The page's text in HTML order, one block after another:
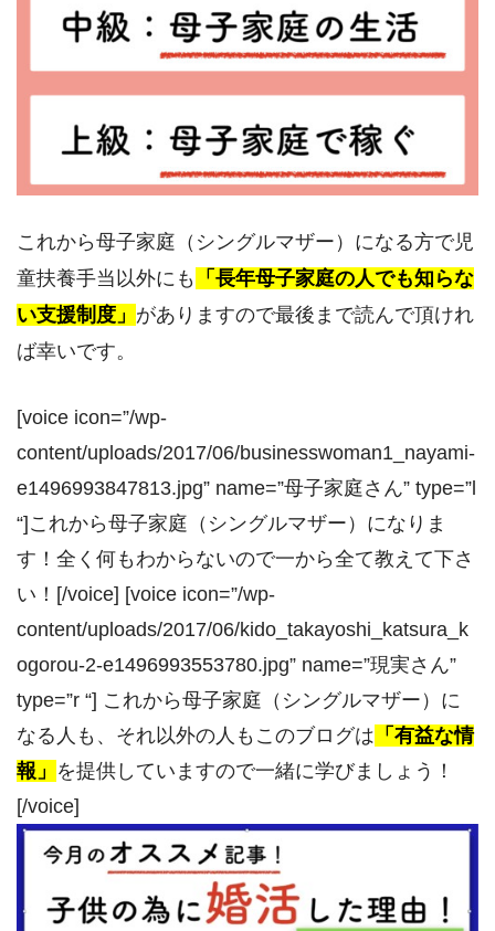
これから母子家庭（シングルマザー）になる方で児
童扶養手当以外にも
「長年母子家庭の人でも知らな
い支援制度」 がありますので最後まで読んで頂けれ
ば幸いです。
[voice icon=”/wp-
content/uploads/2017/06/businesswoman1_nayami-
e1496993847813.jpg” name=”母子家庭さん” type=”l
“]これから母子家庭（シングルマザー）になりま
す！全く何もわからないので一から全て教えて下さ
い！[/voice] [voice icon=”/wp-
content/uploads/2017/06/kido_takayoshi_katsura_k
ogorou-2-e1496993553780.jpg” name=”現実さん”
type=”r “] これから母子家庭（シングルマザー）に
なる人も、それ以外の人もこのブログは 「有益な情
報」 を提供していますので一緒に学びましょう！
[/voice]